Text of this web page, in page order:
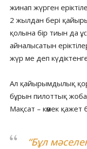
жинап жүрген
2 жылдан бері
қолына бір тиын да
айналысатын
жүр ме деп
Ал қайырымдылық
бұрын пилоттық жоба
Мақсат – көмек
“Бұл